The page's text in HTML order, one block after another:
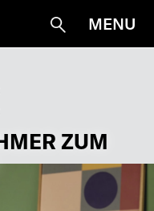
Suche
MENU
ZUM